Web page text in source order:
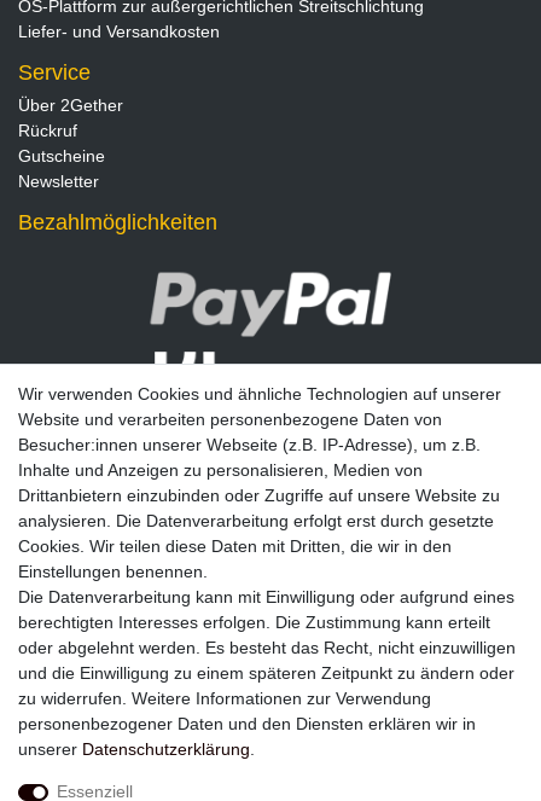
OS-Plattform zur außergerichtlichen Streitschlichtung
Liefer- und Versandkosten
Service
Über 2Gether
Rückruf
Gutscheine
Newsletter
Bezahlmöglichkeiten
Newsletter
E-MAIL **
Hiermit bestätige ich, dass ich dieDaten­schutz­erklärung
gelesen habe. Meine
Einwilligung kann ich jederzeit widerrufen.**
Abonnieren
Wir verwenden Cookies und ähnliche Technologien auf unserer
Website und verarbeiten personenbezogene Daten von
Besucher:innen unserer Webseite (z.B. IP-Adresse), um z.B.
Inhalte und Anzeigen zu personalisieren, Medien von
Drittanbietern einzubinden oder Zugriffe auf unsere Website zu
analysieren. Die Datenverarbeitung erfolgt erst durch gesetzte
Cookies. Wir teilen diese Daten mit Dritten, die wir in den
Einstellungen benennen.
Die Datenverarbeitung kann mit Einwilligung oder aufgrund eines
berechtigten Interesses erfolgen. Die Zustimmung kann erteilt
oder abgelehnt werden. Es besteht das Recht, nicht einzuwilligen
und die Einwilligung zu einem späteren Zeitpunkt zu ändern oder
zu widerrufen. Weitere Informationen zur Verwendung
personenbezogener Daten und den Diensten erklären wir in
unserer Daten­schutz­erklärung
Essenziell